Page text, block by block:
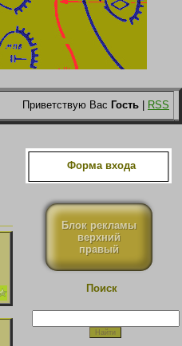
Приветствую Вас Гость RSS
Форма входа
Блок рекламы
верхний
правый
Поиск